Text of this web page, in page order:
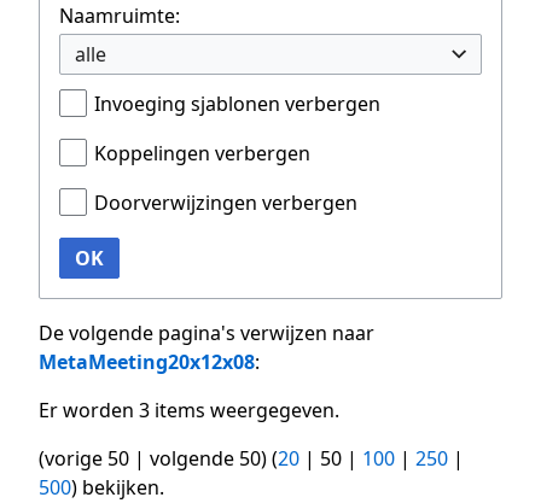
Naamruimte:
alle
Invoeging sjablonen verbergen
Koppelingen verbergen
Doorverwijzingen verbergen
OK
De volgende pagina's verwijzen naar
MetaMeeting20x12x08:
Er worden 3 items weergegeven.
(vorige 50 | volgende 50) (20 | 50 | 100 | 250 |
500) bekijken.